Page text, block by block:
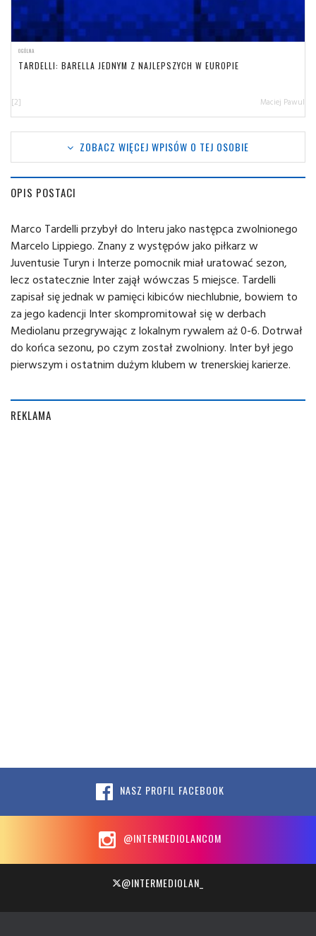
OGÓLNA
TARDELLI: BARELLA JEDNYM Z NAJLEPSZYCH W EUROPIE
[2] Maciej Pawul
ZOBACZ WIĘCEJ WPISÓW O TEJ OSOBIE
OPIS POSTACI
Marco Tardelli przybył do Interu jako następca zwolnionego
Marcelo Lippiego. Znany z występów jako piłkarz w
Juventusie Turyn i Interze pomocnik miał uratować sezon,
lecz ostatecznie Inter zajął wówczas 5 miejsce. Tardelli
zapisał się jednak w pamięci kibiców niechlubnie, bowiem to
za jego kadencji Inter skompromitował się w derbach
Mediolanu przegrywając z lokalnym rywalem aż 0-6. Dotrwał
do końca sezonu, po czym został zwolniony. Inter był jego
pierwszym i ostatnim dużym klubem w trenerskiej karierze.
REKLAMA
NASZ PROFIL FACEBOOK
@INTERMEDIOLANCOM
@INTERMEDIOLAN_